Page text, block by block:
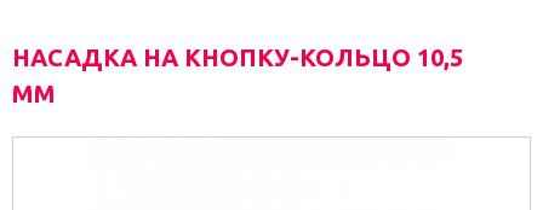
НАСАДКА НА КНОПКУ-КОЛЬЦО 10,5
ММ